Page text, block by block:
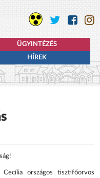
ÜGYINTÉZÉS
HÍREK
országos tisztifőorvos